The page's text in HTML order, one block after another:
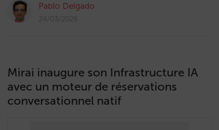
Pablo Delgado
24/03/2026
Mirai inaugure son Infrastructure IA
avec un moteur de réservations
conversationnel natif